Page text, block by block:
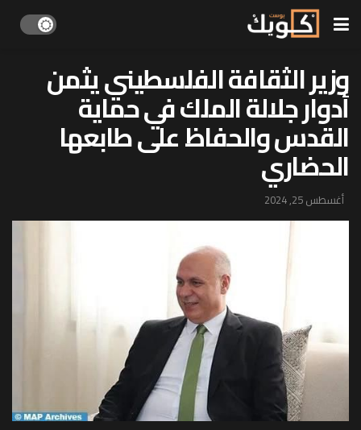
وزير الثقافة الفلسطيني يثمن
أدوار جلالة الملك في حماية
القدس والحفاظ على طابعها
الحضاري
أغسطس 25, 2024